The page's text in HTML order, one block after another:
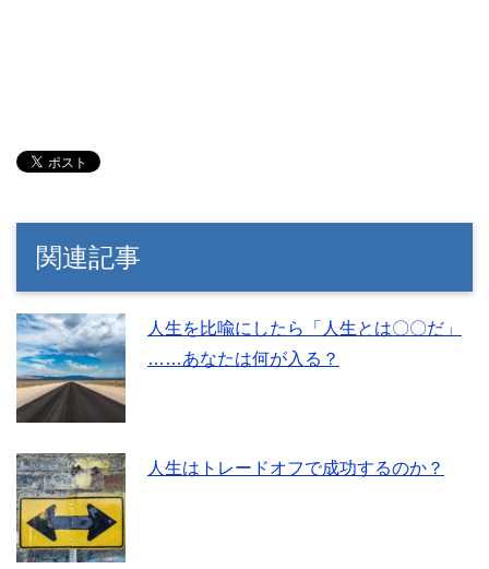
関連記事
人生を比喩にしたら「人生とは〇〇だ」
……あなたは何が入る？
人生はトレードオフで成功するのか？